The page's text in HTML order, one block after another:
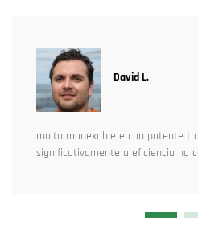
David L.
moito manexable e con potente
significativamente a eficiencia na